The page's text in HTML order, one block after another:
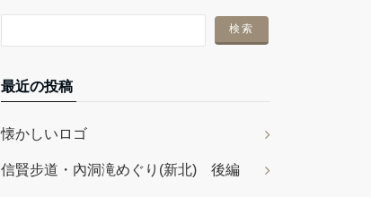
最近の投稿
懐かしいロゴ
信賢步道・內洞滝めぐり(新北) 後編